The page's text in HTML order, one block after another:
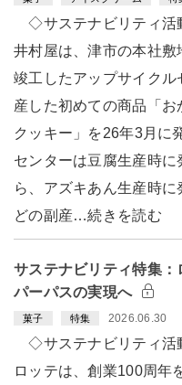
◇サステナビリティ
井村屋は、津市の本社敷
竣工したアップサイクル
産した初めての商品「お
クッキー」を26年3月に
センターは豆腐生産時に
ら、アズキあん生産時に
どの副産…続きを読む
サステナビリティ特集
パーパスの実現へ
菓子 特集 2026.06.30
◇サステナビリティ
ロッテは、創業100周年